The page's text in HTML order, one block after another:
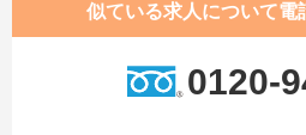
似ている求人について電
0120-